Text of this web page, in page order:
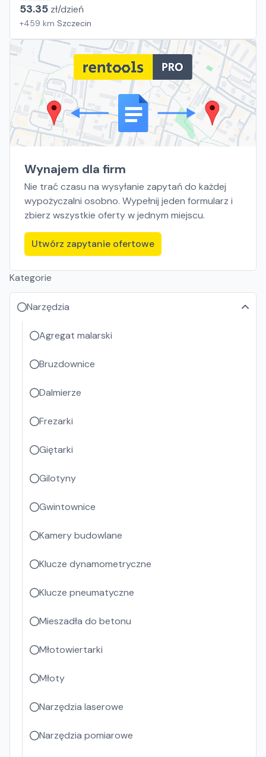
53.35 zł/dzień
+459 km Szczecin
Wynajem dla firm
Nie trać czasu na wysyłanie zapytań do każdej
wypożyczalni osobno. Wypełnij jeden formularz i
zbierz wszystkie oferty w jednym miejscu.
Utwórz zapytanie ofertowe
Kategorie
Narzędzia
Agregat malarski
Bruzdownice
Dalmierze
Frezarki
Giętarki
Gilotyny
Gwintownice
Kamery budowlane
Klucze dynamometryczne
Klucze pneumatyczne
Mieszadła do betonu
Młotowiertarki
Młoty
Narzędzia laserowe
Narzędzia pomiarowe